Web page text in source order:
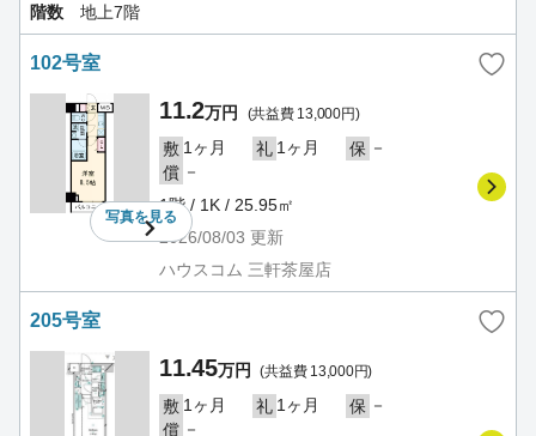
階数
地上7階
102号室
写真を見る
11.2万円 (共益費 13,000円)
敷 1ヶ月 礼 1ヶ月 保 －
償 －
1階 / 1K / 25.95㎡
2026/08/03 更新
ハウスコム 三軒茶屋店
205号室
11.45万円 (共益費 13,000円)
敷 1ヶ月 礼 1ヶ月 保 －
償 －